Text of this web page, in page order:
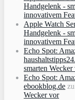
Handgelenk -
innovativem
Apple Watch
Handgelenk -
innovativem
Echo Spot:
smarten Wecker
Echo Spot:
ebookblog.de zu
Wecker vor